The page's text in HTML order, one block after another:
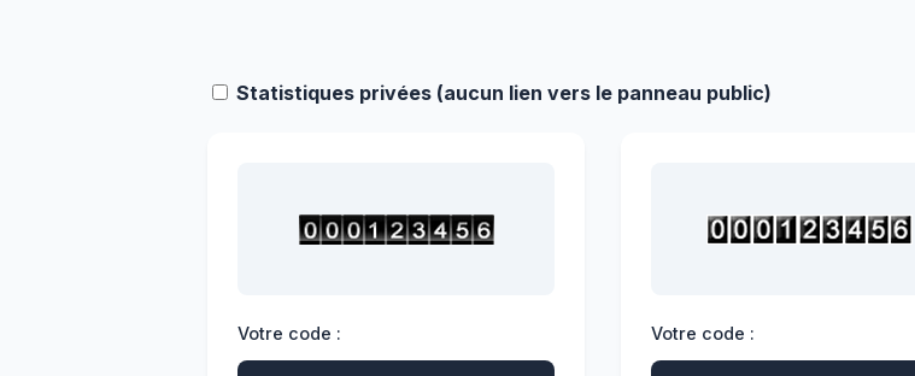
Statistiques privées (aucun lien vers le panneau public)
Votre code : Votre code :